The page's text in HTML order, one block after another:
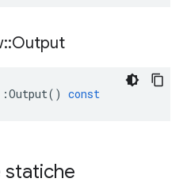
::Output
Output() const
statiche